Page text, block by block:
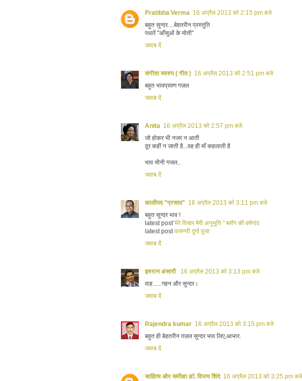
Pratibha Verma 16 अप्रैल 2013 को 2:15 pm बजे
बहुत सुन्दर....बेहतरीन प्रस्तुति
पधारें "आँसुओं के मोती"
जवाब दें
संगीता स्वरुप ( गीत ) 16 अप्रैल 2013 को 2:51 pm बजे
बहुत भावप्रवण गज़ल
जवाब दें
Anita 16 अप्रैल 2013 को 2:57 pm बजे
जो होकर भी नजर न आती
दूर कहीं न जाती है...वह ही माँ कहलाती है
भाव भीनी गजल..
जवाब दें
कालीपद "प्रसाद" 16 अप्रैल 2013 को 3:11 pm बजे
बहुत सुन्दर भाव !
latest post"मेरे विचार मेरी अनुभूति " ब्लॉग की वर्षगांठ
latest postवासन्ती दुर्गा पूजा
जवाब दें
इमरान अंसारी
16 अप्रैल 2013 को 3:13 pm बजे
वाह......गहन और सुन्दर।
जवाब दें
Rajendra kumar 16 अप्रैल 2013 को 3:15 pm बजे
बहुत ही बेहतरीन ग़ज़ल सुन्दर भाव लिए,आभार.
जवाब दें
साहित्य और समीक्षा डॉ. विजय शिंदे 16 अप्रैल 2013 को 3:25 pm बजे